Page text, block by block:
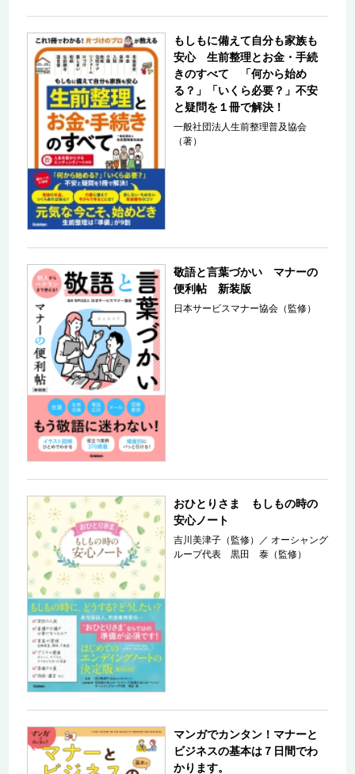
もしもに備えて自分も家族も
安心 生前整理とお金・手続
きのすべて 「何から始め
る？」「いくら必要？」不安
と疑問を１冊で解決！
一般社団法人生前整理普及協会
（著）
敬語と言葉づかい マナーの
便利帖 新装版
日本サービスマナー協会（監修）
おひとりさま もしもの時の
安心ノート
吉川美津子（監修） ／ オーシャング
ループ代表 黒田 泰（監修）
マンガでカンタン！マナーと
ビジネスの基本は７日間でわ
かります。